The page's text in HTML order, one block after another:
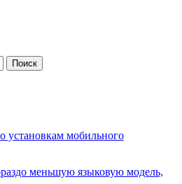
установкам мобильного
меньшую языковую модель,